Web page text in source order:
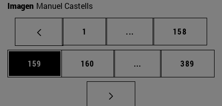
Imagen Manuel Castells
Página
1 ... Páginas intermedias
Página
158
Página
159 Página
160 ... Páginas intermedias
Página
389